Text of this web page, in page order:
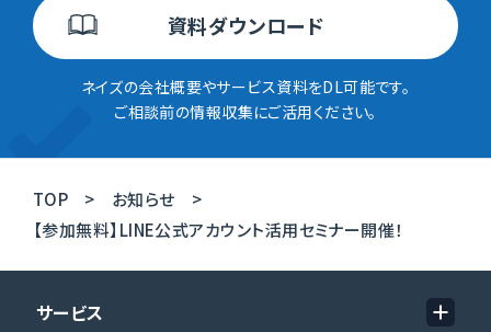
資料ダウンロード
ネイズの会社概要やサービス資料をDL可能です。
ご相談前の情報収集にご活用ください。
TOP
お知らせ
【参加無料】LINE公式アカウント活用セミナー開催！
サービス